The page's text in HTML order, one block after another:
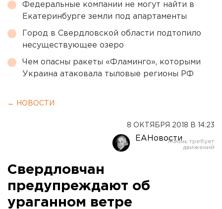
Федеральные компании не могут найти в
Екатеринбурге земли под апартаменты
Город в Свердловской области подтопило
несуществующее озеро
Чем опасны ракеты «Фламинго», которыми
Украина атаковала тыловые регионы РФ
← НОВОСТИ
8 ОКТЯБРЯ 2018 В 14:23
ЕАНовости
Свердловчан
предупреждают об
ураганном ветре